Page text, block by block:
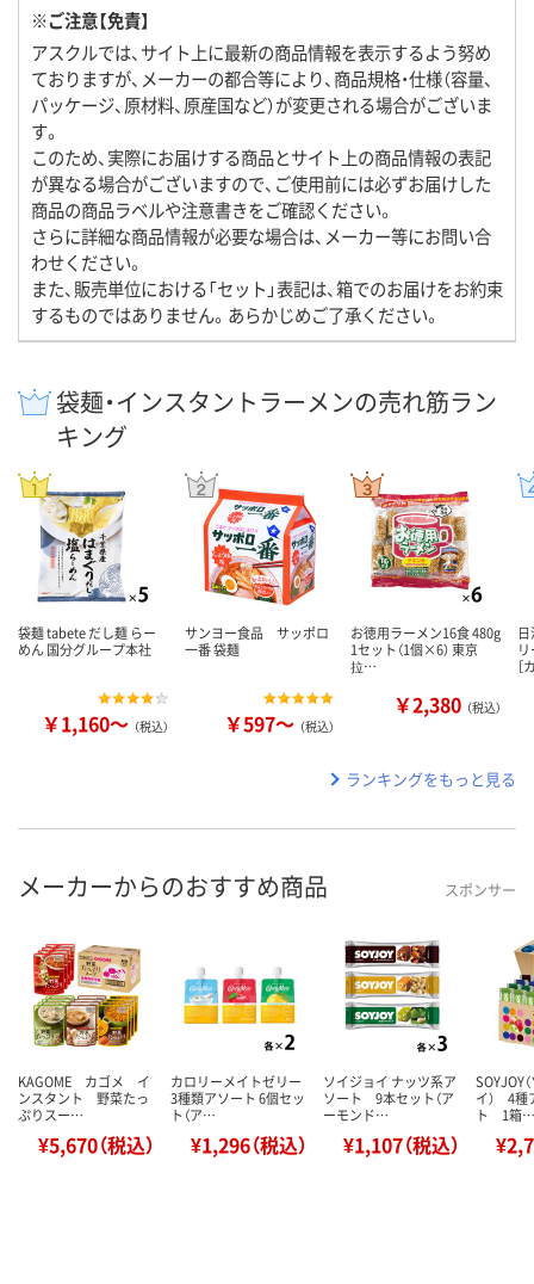
※ご注意【免責】
アスクルでは、サイト上に最新の商品情報を表示するよう努め
ておりますが、メーカーの都合等により、商品規格・仕様（容量、
パッケージ、原材料、原産国など）が変更される場合がございま
す。
このため、実際にお届けする商品とサイト上の商品情報の表記
が異なる場合がございますので、ご使用前には必ずお届けした
商品の商品ラベルや注意書きをご確認ください。
さらに詳細な商品情報が必要な場合は、メーカー等にお問い合
わせください。
また、販売単位における「セット」表記は、箱でのお届けをお約束
するものではありません。あらかじめご了承ください。
袋麺・インスタントラーメンの売れ筋ラン
キング
袋麺 tabete だし麺 らー
めん 国分グループ本社
￥1,160～ （税込）
サンヨー食品 サッポロ
一番 袋麺
￥597～ （税込）
お徳用ラーメン16食 480g
1セット（1個×6） 東京
拉…
￥2,380 （税込）
ランキングをもっと見る
メーカーからのおすすめ商品 スポンサー
KAGOME カゴメ イ
ンスタント 野菜たっ
ぷりスー…
¥5,670（税込）
カロリーメイトゼリー
3種類アソート 6個セッ
ト（ア…
¥1,296（税込）
ソイジョイ ナッツ系ア
ソート 9本セット（ア
ーモンド…
¥1,107（税込）
SOYJOY
イ） 4種
ト 1箱…